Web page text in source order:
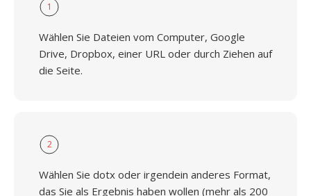
1
Wählen Sie Dateien vom Computer, Google
Drive, Dropbox, einer URL oder durch Ziehen auf
die Seite.
2
Wählen Sie dotx oder irgendein anderes Format,
das Sie als Ergebnis haben wollen (mehr als 200